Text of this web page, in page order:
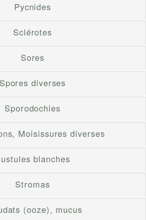
Pycnides
Sclérotes
Sores
Spores diverses
Sporodochies
Moisissures diverses
blanches
Stromas
(ooze), mucus